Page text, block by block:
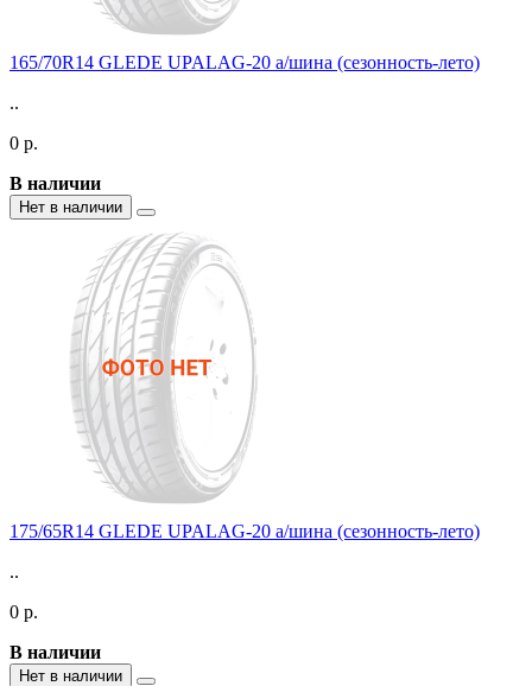
165/70R14 GLEDE UPALAG-20 а/шина (сезонность-лето)
..
0 р.
В наличии
Нет в наличии
175/65R14 GLEDE UPALAG-20 а/шина (сезонность-лето)
..
0 р.
В наличии
Нет в наличии